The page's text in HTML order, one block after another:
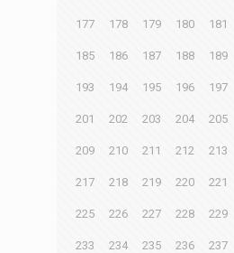
177 178 179 180 181
185 186 187 188 189
193 194 195 196 197
201 202 203 204 205
209 210 211 212 213
217 218 219 220 221
225 226 227 228 229
233 234 235 236 237